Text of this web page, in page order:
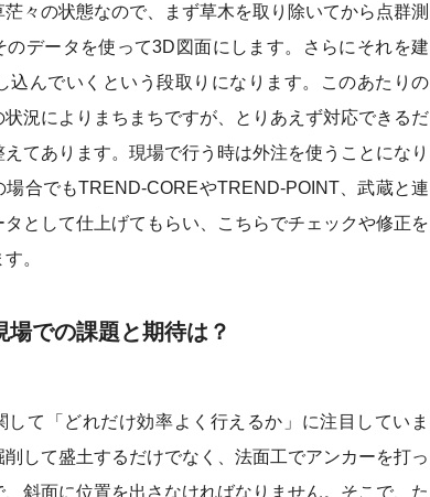
々の状態なので、まず草木を取り除いてから点群測
のデータを使って3D図面にします。さらにそれを建
込んでいくという段取りになります。このあたりの
状況によりまちまちですが、とりあえず対応できるだ
えてあります。現場で行う時は外注を使うことになり
場合でもTREND-COREやTREND-POINT、武蔵と連
タとして仕上げてもらい、こちらでチェックや修正を
。
場での課題と期待は？
して「どれだけ効率よく行えるか」に注目していま
して盛土するだけでなく、法面工でアンカーを打っ
、斜面に位置を出さなければなりません。そこで、た